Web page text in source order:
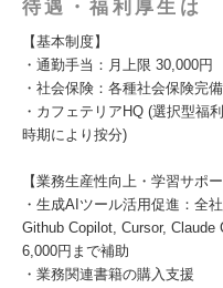
待遇・福利厚生は
【基本制度】
・通勤手当：月上限 30,000円
・社会保険：各種社会保険完備
・カフェテリアHQ (選択型福
時期により按分)
【業務生産性向上・学習サポー
・生成AIツール活用促進：全
Github Copilot, Cursor, Claude
6,000円まで補助
・業務関連書籍の購入支援